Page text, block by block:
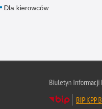
Dla kierowców
Biuletyn Informacji
BIP KPP